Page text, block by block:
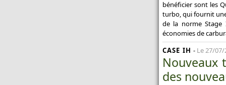
bénéficier sont les
turbo, qui fournit
de la norme Stage
économies de
CASE IH - Le 27/07/
Nouveaux
des